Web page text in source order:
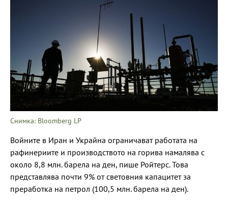
Снимка: Bloomberg LP
Войните в Иран и Украйна ограничават работата на
рафинериите и производството на горива намалява с
около 8,8 млн. барела на ден, пише Ройтерс. Това
представлява почти 9% от световния капацитет за
преработка на петрол (100,5 млн. барела на ден).